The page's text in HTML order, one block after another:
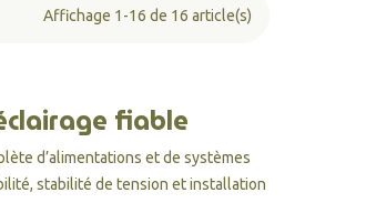
Affichage 1-16 de 16 article(s)
fiable
d’alimentations et de systèmes
stabilité de tension et installation